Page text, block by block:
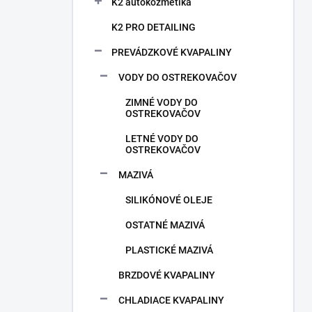
K2 PRO DETAILING
PREVÁDZKOVÉ KVAPALINY
VODY DO OSTREKOVAČOV
ZIMNÉ VODY DO
OSTREKOVAČOV
LETNÉ VODY DO
OSTREKOVAČOV
MAZIVÁ
SILIKÓNOVÉ OLEJE
OSTATNÉ MAZIVÁ
PLASTICKÉ MAZIVÁ
BRZDOVÉ KVAPALINY
CHLADIACE KVAPALINY